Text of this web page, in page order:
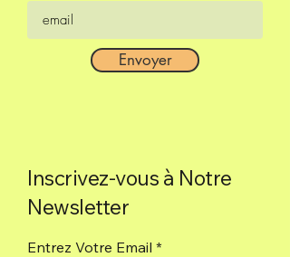
Envoyer
Inscrivez-vous à Notre
Newsletter
Entrez Votre Email